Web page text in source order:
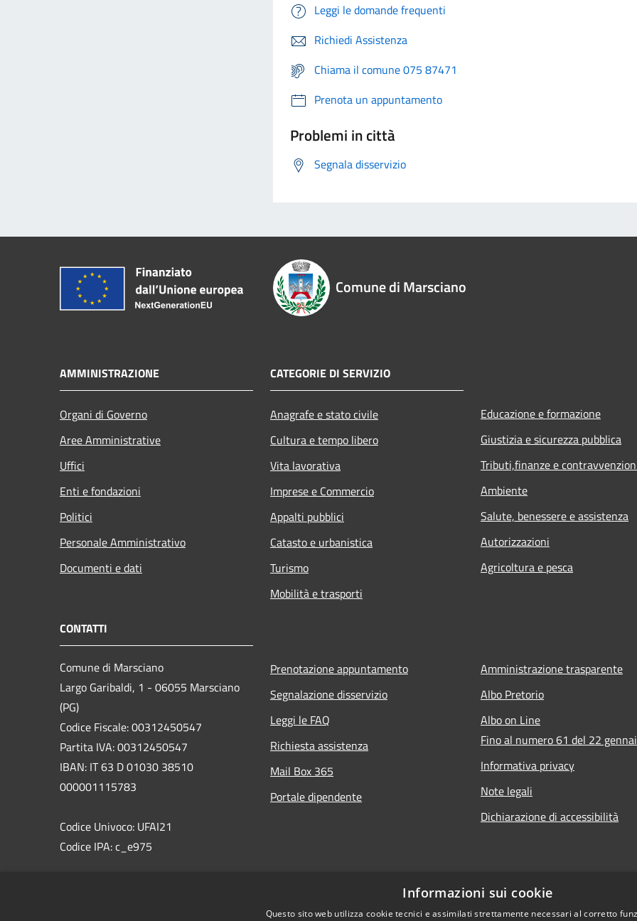
Leggi le domande frequenti
Richiedi Assistenza
Chiama il comune 075 87471
Prenota un appuntamento
Problemi in città
Segnala disservizio
Comune di Marsciano
AMMINISTRAZIONE
Organi di Governo
Aree Amministrative
Uffici
Enti e fondazioni
Politici
Personale Amministrativo
Documenti e dati
CATEGORIE DI SERVIZIO
Anagrafe e stato civile
Cultura e tempo libero
Vita lavorativa
Imprese e Commercio
Appalti pubblici
Catasto e urbanistica
Turismo
Mobilità e trasporti
Educazione e formazione
Giustizia e sicurezza pubblica
Tributi,finanze e
Ambiente
Salute, benessere e assistenza
Autorizzazioni
Agricoltura e pesca
CONTATTI
Comune di Marsciano
Largo Garibaldi, 1 - 06055 Marsciano
(PG)
Codice Fiscale: 00312450547
Partita IVA: 00312450547
IBAN: IT 63 D 01030 38510
000001115783
Codice Univoco: UFAI21
Codice IPA: c_e975
Prenotazione appuntamento
Segnalazione disservizio
Leggi le FAQ
Richiesta assistenza
Mail Box 365
Portale dipendente
Amministrazione trasparente
Albo Pretorio
Albo on Line
Fino al numero 61 del 22
Informativa privacy
Note legali
Dichiarazione di accessibilità
Informazioni sui cookie
Questo sito web utilizza cookie tecnici e assimilati strettamente necessari al corretto